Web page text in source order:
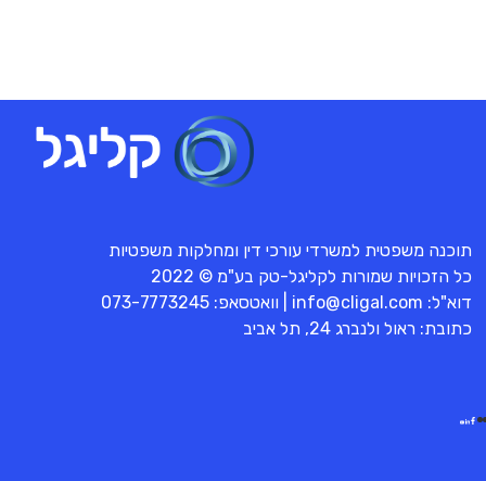
תוכנה משפטית למשרדי עורכי דין ומחלקות משפטיות
כל הזכויות שמורות לקליגל-טק בע"מ © 2022
דוא"ל: info@cligal.com | וואטסאפ: 073-7773245
כתובת: ראול ולנברג 24, תל אביב